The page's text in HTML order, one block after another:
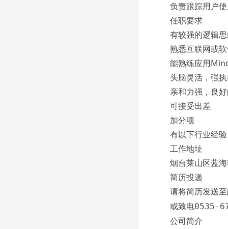
负责跟踪用户
任职要求
有较强的逻辑
熟悉互联网或
能熟练应用
头脑灵活，强
亲和力强，良
可接受出差
加分项
有以下行业经
工作地址
烟台莱山区蓝
简历投递
请将简历发送
或致电0535-
公司简介